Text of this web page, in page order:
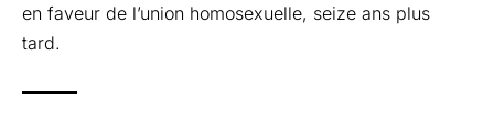
en faveur de l’union homosexuelle, seize ans plus
tard.